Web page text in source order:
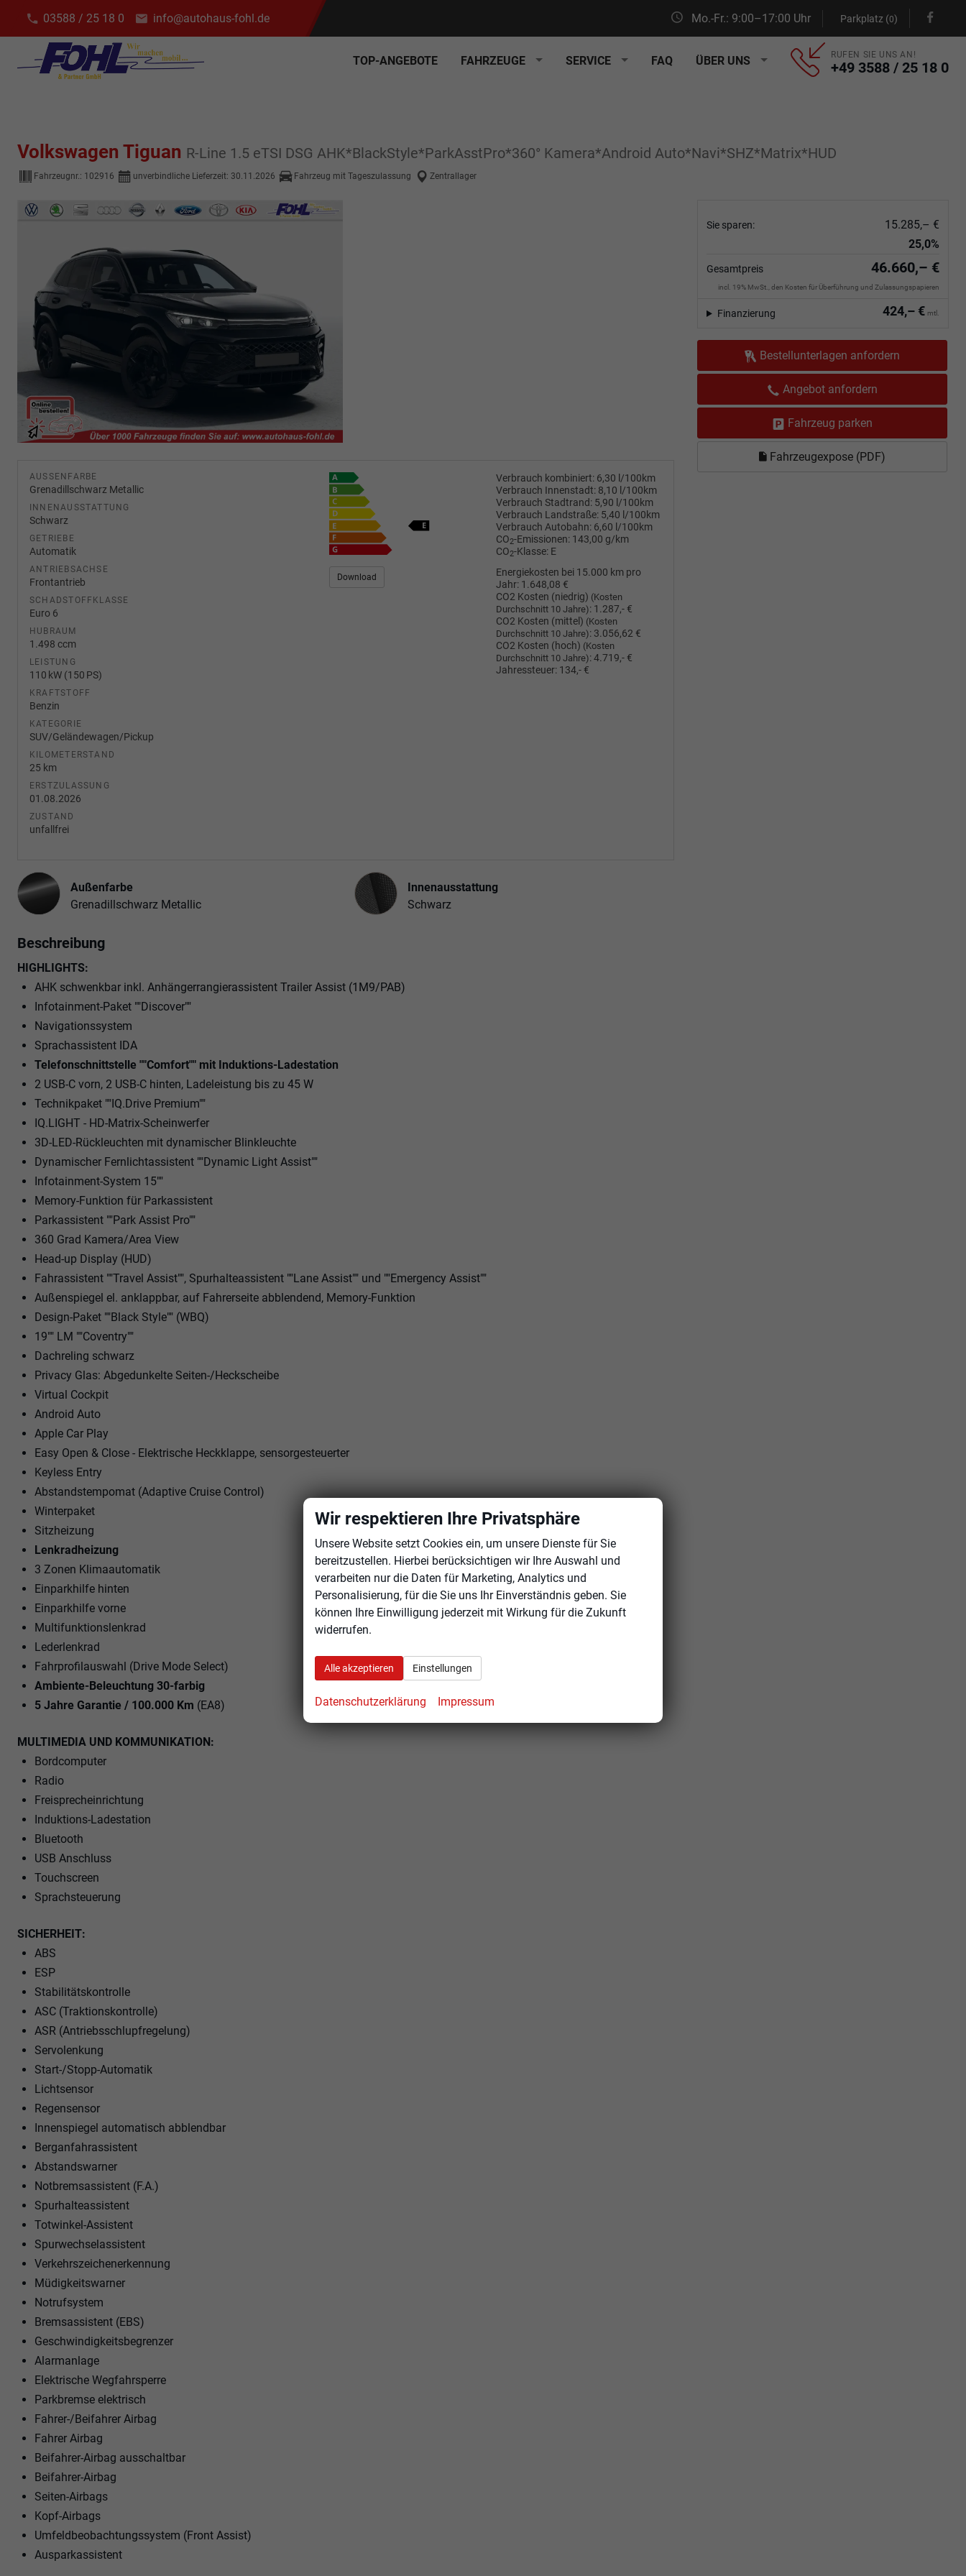
03588 / 25 18 0 info@autohaus-fohl.de Mo.-Fr.: 9:00–17:00 Uhr Parkplatz (0)
TOP-ANGEBOTE FAHRZEUGE SERVICE FAQ ÜBER UNS RUFEN SIE UNS AN!
+49 3588 / 25 18 0
Volkswagen Tiguan R-Line 1.5 eTSI DSG AHK*BlackStyle*ParkAsstPro*360° Kamera*Android Auto*Navi*SHZ*Matrix*HUD
Fahrzeugnr.: 102916 unverbindliche Lieferzeit: 30.11.2026 Fahrzeug mit Tageszulassung Zentrallager
Sie sparen:
15.285,– €
25,0%
Gesamtpreis 46.660,– €
incl. 19% MwSt., den Kosten für Überführung und Zulassungspapieren
424,– € mtl.
Finanzierung
Bestellunterlagen anfordern
Angebot anfordern
Fahrzeug parken
Fahrzeugexpose (PDF)
AUSSENFARBE
Grenadillschwarz Metallic
INNENAUSSTATTUNG
Schwarz
GETRIEBE
Automatik
ANTRIEBSACHSE
Frontantrieb
SCHADSTOFFKLASSE
Euro 6
HUBRAUM
1.498 ccm
LEISTUNG
110 kW (150 PS)
KRAFTSTOFF
Benzin
KATEGORIE
SUV/Geländewagen/Pickup
KILOMETERSTAND
25 km
ERSTZULASSUNG
01.08.2026
ZUSTAND
unfallfrei
Verbrauch kombiniert: 6,30 l/100km
Verbrauch Innenstadt: 8,10 l/100km
Verbrauch Stadtrand: 5,90 l/100km
Verbrauch Landstraße: 5,40 l/100km
Verbrauch Autobahn: 6,60 l/100km
CO2-Emissionen: 143,00 g/km
CO2-Klasse: E
Download
Energiekosten bei 15.000 km pro
Jahr: 1.648,08 €
CO2 Kosten (niedrig) (Kosten
Durchschnitt 10 Jahre): 1.287,- €
CO2 Kosten (mittel) (Kosten
Durchschnitt 10 Jahre): 3.056,62 €
CO2 Kosten (hoch) (Kosten
Durchschnitt 10 Jahre):4.719,- €
Jahressteuer: 134,- €
Außenfarbe
Grenadillschwarz Metallic
Innenausstattung
Innenausstattung
Schwarz
Beschreibung
HIGHLIGHTS:
AHK schwenkbar inkl. Anhängerrangierassistent Trailer Assist (1M9/PAB)
Infotainment-Paket ""Discover""
Navigationssystem
Sprachassistent IDA
Telefonschnittstelle ""Comfort"" mit Induktions-Ladestation
2 USB-C vorn, 2 USB-C hinten, Ladeleistung bis zu 45 W
Technikpaket ""IQ.Drive Premium""
IQ.LIGHT - HD-Matrix-Scheinwerfer
3D-LED-Rückleuchten mit dynamischer Blinkleuchte
Dynamischer Fernlichtassistent ""Dynamic Light Assist""
Infotainment-System 15""
Memory-Funktion für Parkassistent
Parkassistent ""Park Assist Pro""
360 Grad Kamera/Area View
Head-up Display (HUD)
Fahrassistent ""Travel Assist"", Spurhalteassistent ""Lane Assist"" und ""Emergency Assist""
Außenspiegel el. anklappbar, auf Fahrerseite abblendend, Memory-Funktion
Design-Paket ""Black Style"" (WBQ)
19"" LM ""Coventry""
Dachreling schwarz
Privacy Glas: Abgedunkelte Seiten-/Heckscheibe
Virtual Cockpit
Android Auto
Apple Car Play
Easy Open & Close - Elektrische Heckklappe, sensorgesteuerter
Keyless Entry
Abstandstempomat (Adaptive Cruise Control)
Winterpaket
Sitzheizung
Lenkradheizung
3 Zonen Klimaautomatik
Einparkhilfe hinten
Einparkhilfe vorne
Multifunktionslenkrad
Lederlenkrad
Fahrprofilauswahl (Drive Mode Select)
Ambiente-Beleuchtung 30-farbig
5 Jahre Garantie / 100.000 Km (EA8)
MULTIMEDIA UND KOMMUNIKATION:
Bordcomputer
Radio
Freisprecheinrichtung
Induktions-Ladestation
Bluetooth
USB Anschluss
Touchscreen
Sprachsteuerung
SICHERHEIT:
ABS
ESP
Stabilitätskontrolle
ASC (Traktionskontrolle)
ASR (Antriebsschlupfregelung)
Servolenkung
Start-/Stopp-Automatik
Lichtsensor
Regensensor
Innenspiegel automatisch abblendbar
Berganfahrassistent
Abstandswarner
Notbremsassistent (F.A.)
Spurhalteassistent
Totwinkel-Assistent
Spurwechselassistent
Verkehrszeichenerkennung
Müdigkeitswarner
Notrufsystem
Bremsassistent (EBS)
Geschwindigkeitsbegrenzer
Alarmanlage
Elektrische Wegfahrsperre
Parkbremse elektrisch
Fahrer-/Beifahrer Airbag
Fahrer Airbag
Beifahrer-Airbag ausschaltbar
Beifahrer-Airbag
Seiten-Airbags
Kopf-Airbags
Umfeldbeobachtungssystem (Front Assist)
Ausparkassistent
Wir respektieren Ihre Privatsphäre
Unsere Website setzt Cookies ein, um unsere Dienste für Sie
bereitzustellen. Hierbei berücksichtigen wir Ihre Auswahl und
verarbeiten nur die Daten für Marketing, Analytics und
Personalisierung, für die Sie uns Ihr Einverständnis geben. Sie
können Ihre Einwilligung jederzeit mit Wirkung für die Zukunft
widerrufen.
Alle akzeptieren Einstellungen
Datenschutzerklärung Impressum